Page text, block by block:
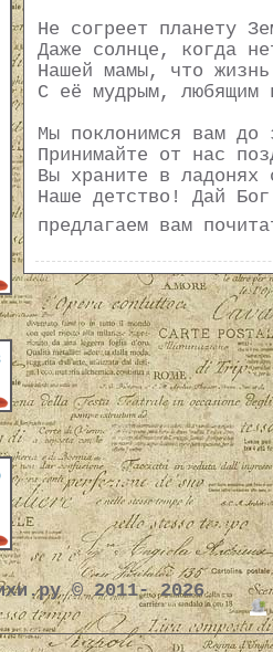
Не согреет планету
Даже солнце, когда
Нашей мамы, что
С её мудрым, любящим
Мы поклонимся вам до
Принимайте от нас
Вы храните в ладонях
Наше детство! Дай
предлагаем вам
© 2011- 2026